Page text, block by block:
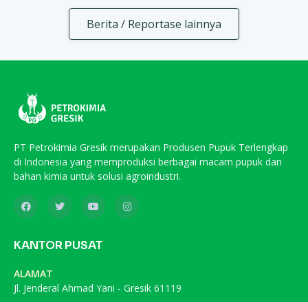
Berita / Reportase lainnya
PT Petrokimia Gresik merupakan Produsen Pupuk Terlengkap
di Indonesia yang memproduksi berbagai macam pupuk dan
bahan kimia untuk solusi agroindustri.
KANTOR PUSAT
ALAMAT
Jl. Jenderal Ahmad Yani - Gresik 61119